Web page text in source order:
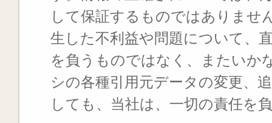
して保証するものではありませ
生した不利益や問題について、
を負うものではなく、またいか
シの各種引用元データの変更、
しても、当社は、一切の責任を